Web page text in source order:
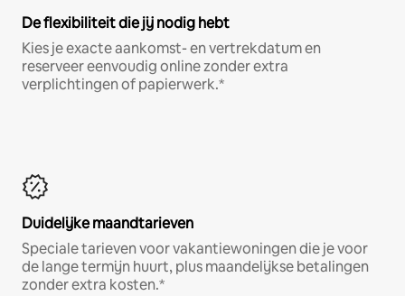
De flexibiliteit die jij nodig hebt
Kies je exacte aankomst- en vertrekdatum en
reserveer eenvoudig online zonder extra
verplichtingen of papierwerk.*
Duidelijke maandtarieven
Speciale tarieven voor vakantiewoningen die je voor
de lange termijn huurt, plus maandelijkse betalingen
zonder extra kosten.*